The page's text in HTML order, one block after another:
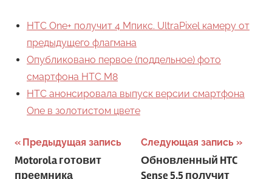
HTC One+ получит 4 Мпикс. UltraPixel камеру от
предыдущего флагмана
Опубликовано первое (поддельное) фото
смартфона HTC M8
HTC анонсировала выпуск версии смартфона
One в золотистом цвете
Навигация
по
Предыдущая запись
Motorola готовит
преемника
Следующая запись
Обновленный HTC
Sense 5.5 получит